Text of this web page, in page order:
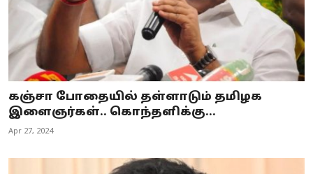
கஞ்சா போதையில் தள்ளாடும் தமிழக
இளைஞர்கள்.. கொந்தளிக்கு...
Apr 27, 2024